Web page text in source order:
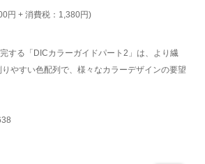
円 + 消費税：1,380円)
する「DICカラーガイドパート2」は、より繊
やすい色配列で、様々なカラーデザインの要望